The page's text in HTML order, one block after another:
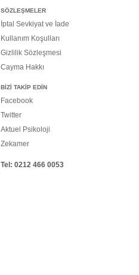
SÖZLEŞMELER
İptal Sevkiyat ve İade
Kullanım Koşulları
Gizlilik Sözleşmesi
Cayma Hakkı
BİZİ TAKİP EDİN
Facebook
Twitter
Aktuel Psikoloji
Zekamer
Tel: 0212 466 0053